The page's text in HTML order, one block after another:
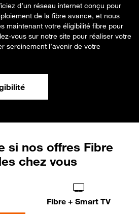
d’un réseau internet conçu pour
de la fibre avance, et nous
maintenant votre éligibilité fibre pour
vous sur notre site pour réaliser votre
sereinement l’avenir de votre
si nos offres Fibre
chez vous
Fibre + Smart TV